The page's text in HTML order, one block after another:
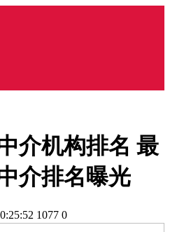
介机构排名 最
介排名曝光
1077 0